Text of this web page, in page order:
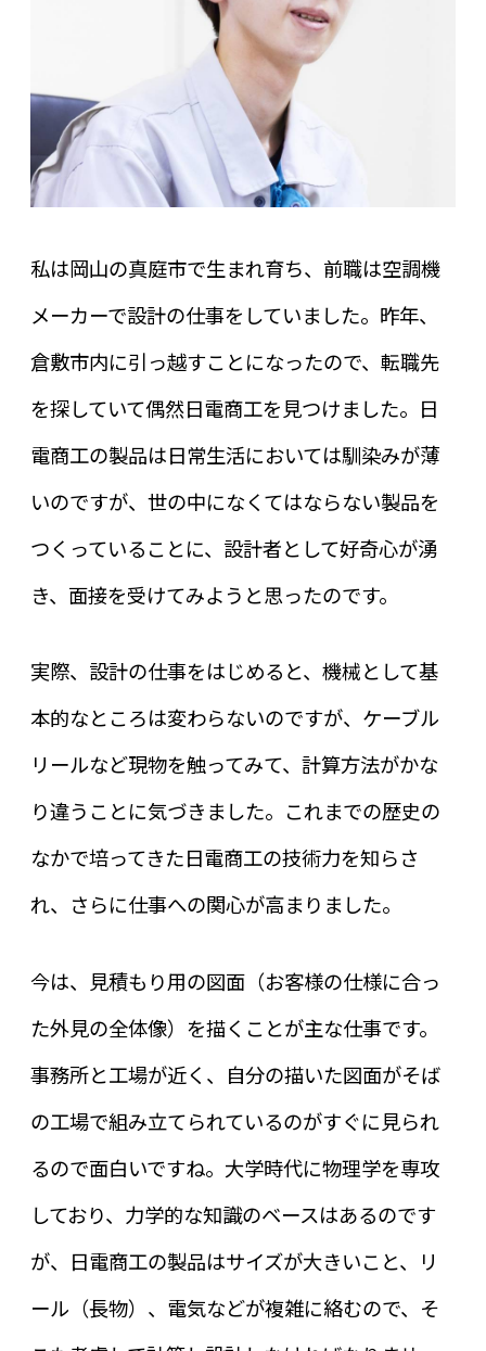
私は岡山の真庭市で生まれ育ち、前職は空調機
メーカーで設計の仕事をしていました。昨年、
倉敷市内に引っ越すことになったので、転職先
を探していて偶然日電商工を見つけました。日
電商工の製品は日常生活においては馴染みが薄
いのですが、世の中になくてはならない製品を
つくっていることに、設計者として好奇心が湧
き、面接を受けてみようと思ったのです。
実際、設計の仕事をはじめると、機械として基
本的なところは変わらないのですが、ケーブル
リールなど現物を触ってみて、計算方法がかな
り違うことに気づきました。これまでの歴史の
なかで培ってきた日電商工の技術力を知らさ
れ、さらに仕事への関心が高まりました。
今は、見積もり用の図面（お客様の仕様に合っ
た外見の全体像）を描くことが主な仕事です。
事務所と工場が近く、自分の描いた図面がそば
の工場で組み立てられているのがすぐに見られ
るので面白いですね。大学時代に物理学を専攻
しており、力学的な知識のベースはあるのです
が、日電商工の製品はサイズが大きいこと、リ
ール（長物）、電気などが複雑に絡むので、そ